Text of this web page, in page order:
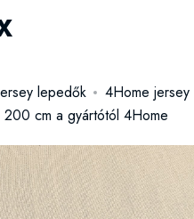
lepedők
4Home
cm a gyártótól 4Home